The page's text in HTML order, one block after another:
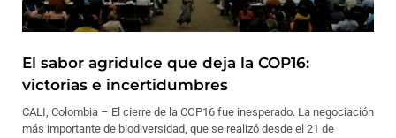
El sabor agridulce que deja la COP16:
victorias e incertidumbres
CALI, Colombia – El cierre de la COP16 fue inesperado. La negociación
más importante de biodiversidad, que se realizó desde el 21 de